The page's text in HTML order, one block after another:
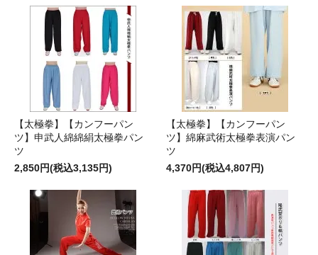
【太極拳】【カンフーパン
ツ】申武人綿綿絹太極拳パン
ツ
2,850円(税込3,135円)
【太極拳】【カンフーパン
ツ】綿麻武術太極拳表演パン
ツ
4,370円(税込4,807円)